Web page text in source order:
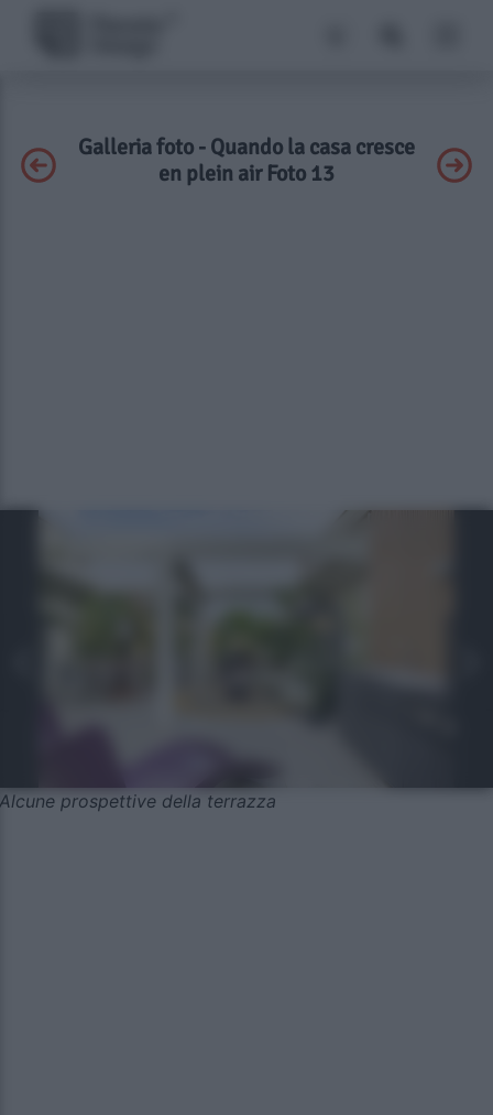
Galleria foto - Quando la casa cresce
en plein air Foto 13
Alcune prospettive della terrazza